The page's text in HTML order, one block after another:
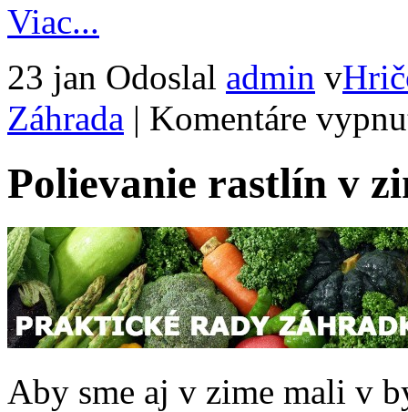
Viac...
23 jan Odoslal admin v
Záhrada | Komentáre
Polievanie rastlín v
Aby sme aj v zime mali v